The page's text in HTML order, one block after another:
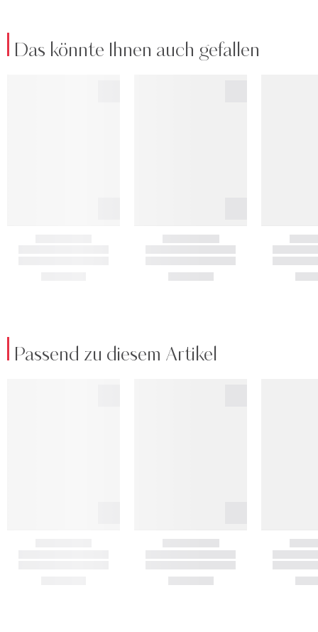
Das könnte Ihnen auch gefallen
Passend zu diesem Artikel